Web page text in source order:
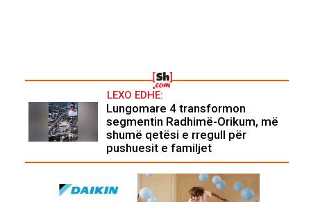
LEXO EDHE:
Lungomare 4 transformon
segmentin Radhimë-Orikum, më
shumë qetësi e rregull për
pushuesit e familjet